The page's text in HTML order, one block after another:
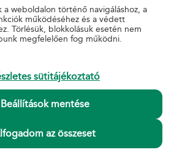
van az országban a legtöbb elektromos
amivel élen jár a karbonsemleges
eszközök alkalmazásában. ’A „zöld
áll.”
a béremelésre reagálva a vezérigazgató
a weboldalon történő navigáláshoz, a
működéséhez és a védett
Törlésük, blokkolásuk esetén nem
megfelelően fog működni.
sütitájékoztató
Beállítások mentése
az összeset